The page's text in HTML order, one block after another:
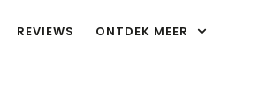
REVIEWS ONTDEK MEER